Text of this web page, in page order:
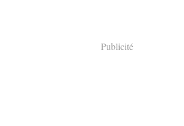
Publicité